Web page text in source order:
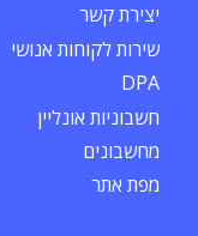
יצירת קשר
שירות לקוחות אנושי
DPA
חשבוניות אונליין
מחשבונים
מפת אתר